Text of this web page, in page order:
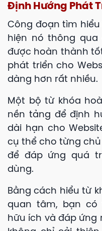
Định Hướng Phát
Công đoạn tìm
hiện nó thông
được hoàn thành
phát triển cho
dàng hơn rất nhiều.
Một bộ từ khóa
nền tảng để định
dài hạn cho
cụ thể cho từng
để đáp ứng quá
dùng.
Bằng cách hiểu từ
quan tâm, bạn có
hữu ích và đáp ứng